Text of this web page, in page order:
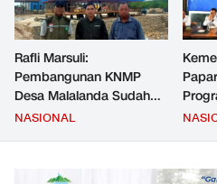
Rafli Marsuli:
Pembangunan KNMP
Desa Malalanda Sudah
Mencapai 69 Persen dan
JMD dan JMF
NASIONAL